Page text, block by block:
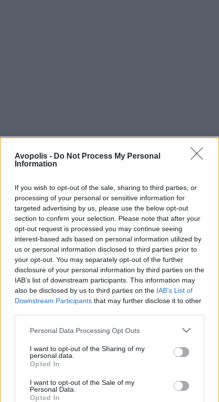
Avopolis - Do Not Process My Personal
Information
If you wish to opt-out of the sale, sharing to third parties, or
processing of your personal or sensitive information for
targeted advertising by us, please use the below opt-out
section to confirm your selection. Please note that after your
opt-out request is processed you may continue seeing
interest-based ads based on personal information utilized by
us or personal information disclosed to third parties prior to
your opt-out. You may separately opt-out of the further
disclosure of your personal information by third parties on the
IAB’s list of downstream participants. This information may
also be disclosed by us to third parties on the IAB’s List of
Downstream Participants that may further disclose it to other
Personal Data Processing Opt Outs
I want to opt-out of the Sharing of my
personal data.
Opted In
I want to opt-out of the Sale of my
Personal Data.
Opted In